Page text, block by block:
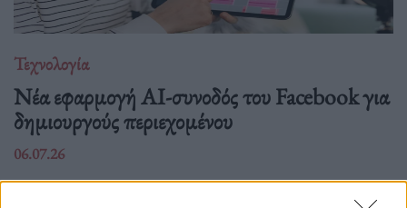
Τεχνολογία
Νέα εφαρμογή AI-συνοδός του Facebook για
δημιουργούς περιεχομένου
06.07.26
Το Facebook επανασχεδιάζει το Creator Studio ως αυτόνομη